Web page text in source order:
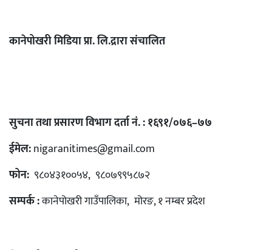
कानेपोखरी मिडिया प्रा. लि.द्रारा संचालित
सुचना तथा प्रसारण विभाग दर्ता नं. : १६९१/०७६–७७
ईमेल:nigaranitimes@gmail.com
फोन: ९८०४३१००५४, ९८०७९९५८७२
सम्पर्क :कानेपोखरी गाउँपालिका, मोरङ, १ नम्बर प्रदेश